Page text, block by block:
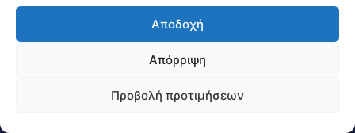
Αποδοχή
Απόρριψη
Προβολή προτιμήσεων
@2026 3ype.gr All rights reserved
Πολιτική Προστασίας Δεδομένων
Θεσσαλονίκη, ΕλλάδαΤηλ: +30 2311 226 200
00004 Website Visits: 1596807